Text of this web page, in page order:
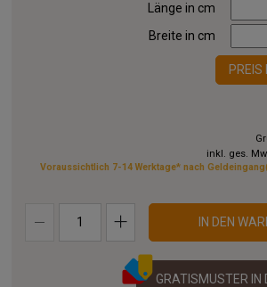
Länge in cm
Breite in cm
PREIS
inkl. ges.
Voraussichtlich 7-14 Werktage* nach
IN DEN
GRATISMUSTER IN